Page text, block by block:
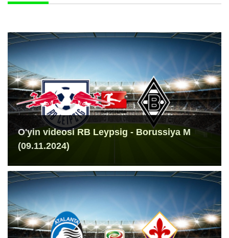
O'yin videosi RB Leypsig - Borussiya M
(09.11.2024)